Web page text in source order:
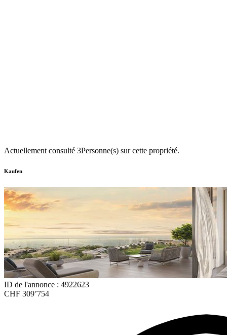
Actuellement consulté 3Personne(s) sur cette propriété.
Kaufen
ID de l'annonce : 4922623
CHF 309’754